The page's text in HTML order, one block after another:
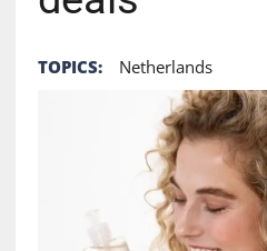
TOPICS: Netherlands